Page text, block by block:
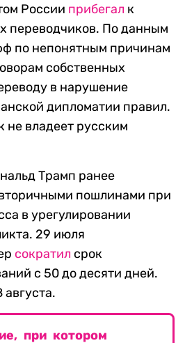
России прибегал к
переводчиков. По данным
по непонятным причинам
собственных
в нарушение
дипломатии правил.
не владеет русским
Трамп ранее
пошлинами при
в урегулировании
29 июля
сократил срок
с 50 до десяти дней.
при котором